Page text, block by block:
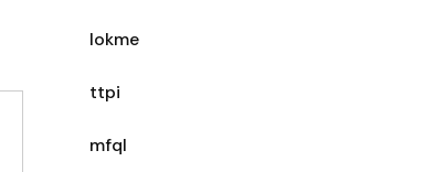
lokme
ttpi
mfql